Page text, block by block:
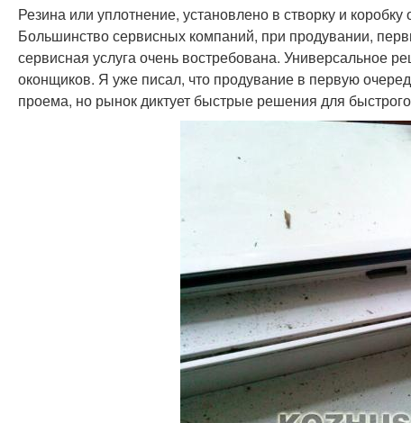
уплотнитель
Резина или уплотнение, установлено в створку и
Большинство сервисных компаний, при продувании,
сервисная услуга очень востребована. Универсальное
оконщиков. Я уже писал, что продувание в первую
проема, но рынок диктует быстрые решения для